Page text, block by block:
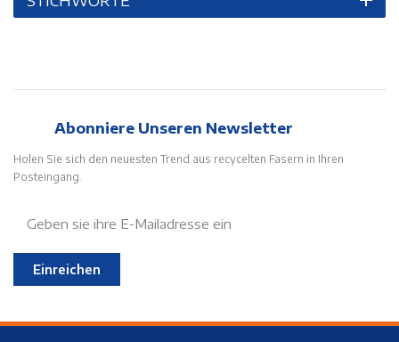
Dienstleistungen anzubieten. Möge diese brandneue 2800-
Abonniere Unseren Newsletter
Holen Sie sich den neuesten Trend aus recycelten Fasern in Ihren
Posteingang.
Einreichen